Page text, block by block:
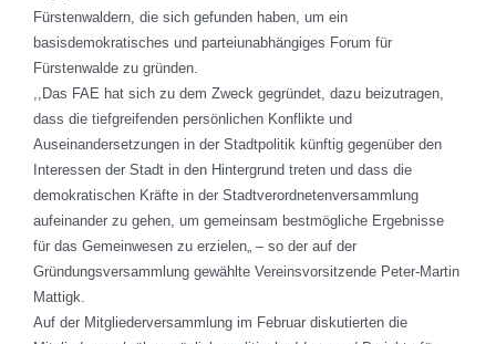
Fürstenwaldern, die sich gefunden haben, um ein
basisdemokratisches und parteiunabhängiges Forum für
Fürstenwalde zu gründen.
,,Das FAE hat sich zu dem Zweck gegründet, dazu beizutragen,
dass die tiefgreifenden persönlichen Konflikte und
Auseinandersetzungen in der Stadtpolitik künftig gegenüber den
Interessen der Stadt in den Hintergrund treten und dass die
demokratischen Kräfte in der Stadtverordnetenversammlung
aufeinander zu gehen, um gemeinsam bestmögliche Ergebnisse
für das Gemeinwesen zu erzielen„ – so der auf der
Gründungsversammlung gewählte Vereinsvorsitzende Peter-Martin
Mattigk.
Auf der Mitgliederversammlung im Februar diskutierten die